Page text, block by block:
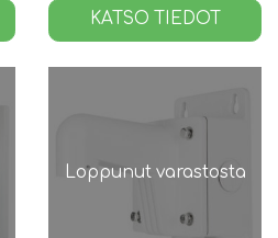
KATSO TIEDOT
Loppunut varastosta